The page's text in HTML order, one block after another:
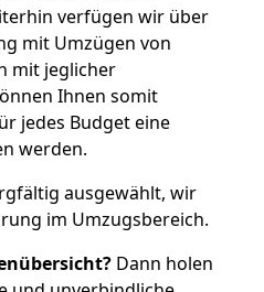
verfügen wir über
mit Umzügen von
mit jeglicher
Ihnen somit
jedes Budget eine
werden.
ausgewählt, wir
im Umzugsbereich.
Dann holen